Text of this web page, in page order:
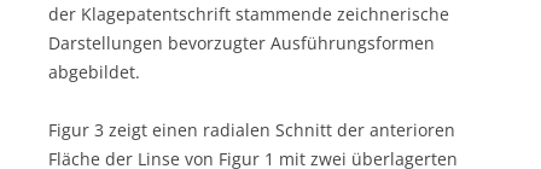
der Klagepatentschrift stammende zeichnerische
Darstellungen bevorzugter Ausführungsformen
abgebildet.
Figur 3 zeigt einen radialen Schnitt der anterioren
Fläche der Linse von Figur 1 mit zwei überlagerten